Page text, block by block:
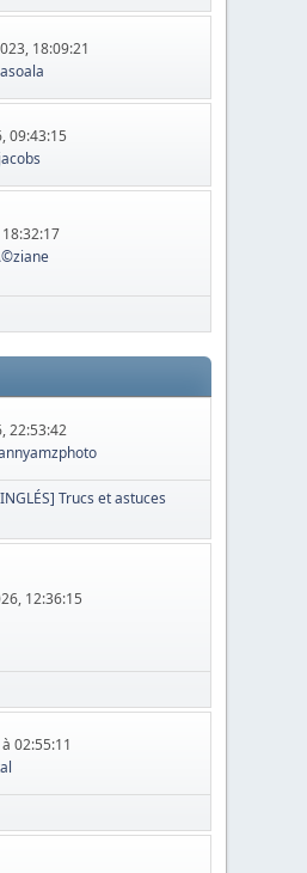
18:09:21
09:43:15
22:53:42
Trucs et astuces
12:36:15
à 02:55:11